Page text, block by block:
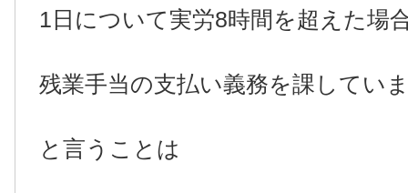
1日について実労8時間を超えた場
残業手当の支払い義務を課してい
と言うことは